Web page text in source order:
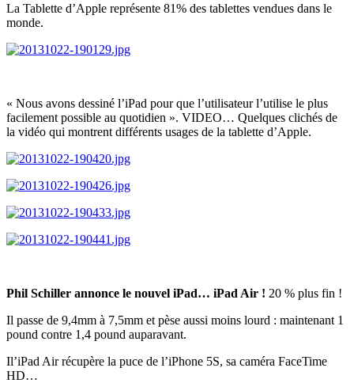
La Tablette d’Apple représente 81% des tablettes vendues dans le
monde.
« Nous avons dessiné l’iPad pour que l’utilisateur l’utilise le plus
facilement possible au quotidien ». VIDEO… Quelques clichés de
la vidéo qui montrent différents usages de la tablette d’Apple.
Phil Schiller annonce le nouvel iPad… iPad Air ! 20 % plus fin !
Il passe de 9,4mm à 7,5mm et pèse aussi moins lourd : maintenant 1
pound contre 1,4 pound auparavant.
Il’iPad Air récupère la puce de l’iPhone 5S, sa caméra FaceTime
HD…